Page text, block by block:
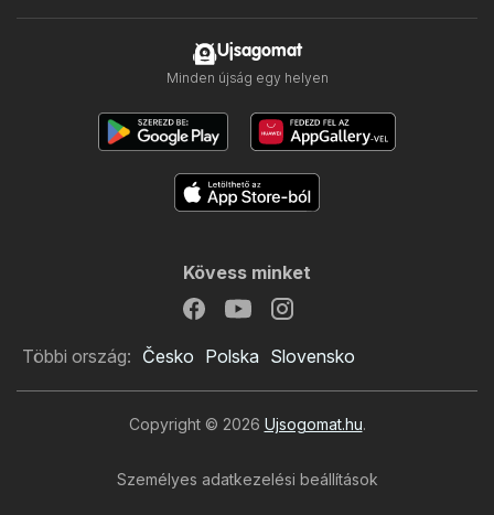
Ujsagomat
Minden újság egy helyen
Kövess minket
Többi ország: Česko Polska Slovensko
Copyright © 2026 Ujsogomat.hu.
Személyes adatkezelési beállítások